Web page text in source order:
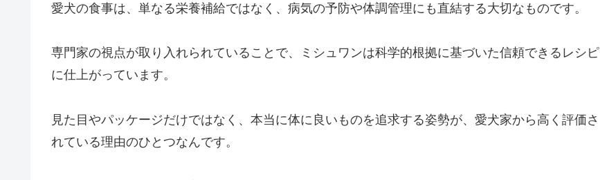
愛犬の食事は、単なる栄養補給ではなく、病気の予防や体調管理にも直結する大切なものです。
専門家の視点が取り入れられていることで、ミシュワンは科学的根拠に基づいた信頼できるレシピ
に仕上がっています。
見た目やパッケージだけではなく、本当に体に良いものを追求する姿勢が、愛犬家から高く評価さ
れている理由のひとつなんです。